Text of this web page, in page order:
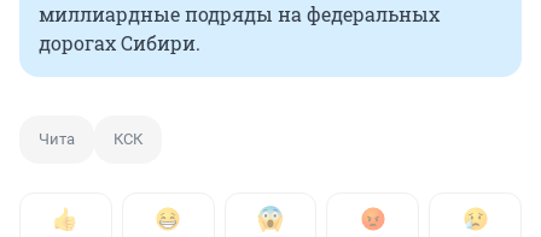
миллиардные подряды на федеральных
дорогах Сибири.
Чита КСК